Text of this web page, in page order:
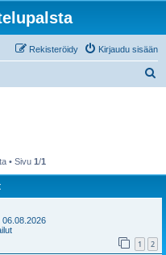
Kirjaudu sisään
Rekisteröidy
• Sivu 1/1
06.08.2026
1 2